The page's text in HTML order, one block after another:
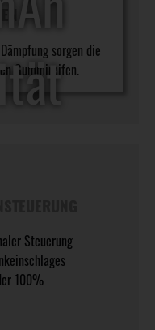
sorgen die
Gummireifen.
Steuerung
100%